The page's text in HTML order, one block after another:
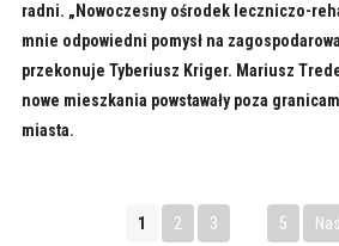
radni. „Nowoczesny ośrodek leczniczo-
mnie odpowiedni pomysł na
przekonuje Tyberiusz Kriger. Mariusz
nowe mieszkania powstawały poza
miasta.
1 2 3 5